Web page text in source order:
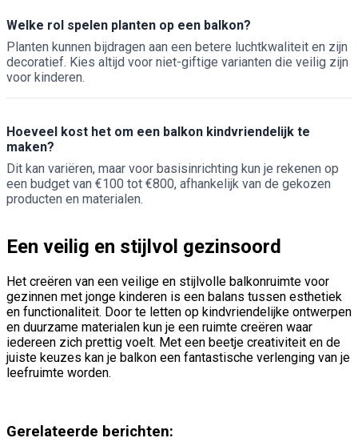
Welke rol spelen planten op een balkon?
Planten kunnen bijdragen aan een betere luchtkwaliteit en zijn
decoratief. Kies altijd voor niet-giftige varianten die veilig zijn
voor kinderen.
Hoeveel kost het om een balkon kindvriendelijk te
maken?
Dit kan variëren, maar voor basisinrichting kun je rekenen op
een budget van €100 tot €800, afhankelijk van de gekozen
producten en materialen.
Een veilig en stijlvol gezinsoord
Het creëren van een veilige en stijlvolle balkonruimte voor
gezinnen met jonge kinderen is een balans tussen esthetiek
en functionaliteit. Door te letten op kindvriendelijke ontwerpen
en duurzame materialen kun je een ruimte creëren waar
iedereen zich prettig voelt. Met een beetje creativiteit en de
juiste keuzes kan je balkon een fantastische verlenging van je
leefruimte worden.
Gerelateerde berichten: